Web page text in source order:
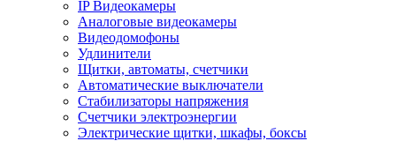
IP Видеокамеры
Аналоговые видеокамеры
Видеодомофоны
Удлинители
Щитки, автоматы, счетчики
Автоматические выключатели
Стабилизаторы напряжения
Счетчики электроэнергии
Электрические щитки, шкафы, боксы